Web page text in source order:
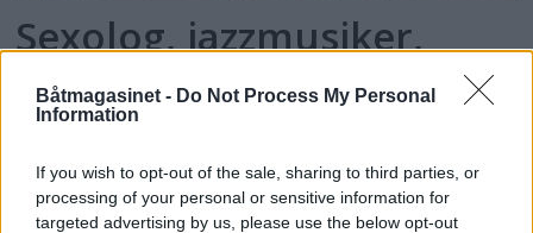
Båtmagasinet - Do Not Process My Personal
Information
If you wish to opt-out of the sale, sharing to third parties, or
processing of your personal or sensitive information for
targeted advertising by us, please use the below opt-out
Sexolog, jazzmusiker,
rektor og båtfant